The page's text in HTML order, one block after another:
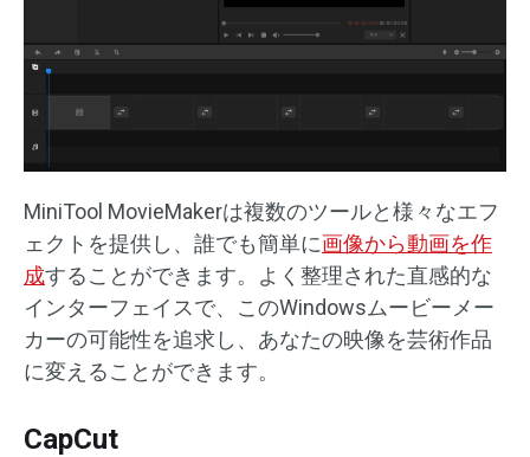
MiniTool MovieMakerは複数のツールと様々なエフ
ェクトを提供し、誰でも簡単に画像から動画を作
成することができます。よく整理された直感的な
インターフェイスで、このWindowsムービーメー
カーの可能性を追求し、あなたの映像を芸術作品
に変えることができます。
CapCut